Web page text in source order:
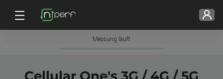
Messung läuft